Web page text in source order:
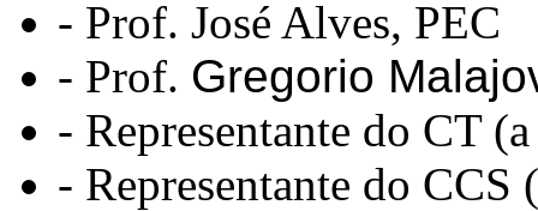
- Prof. José Alves, PEC
- Prof. Gregorio
- Representante do CT
- Representante do CCS